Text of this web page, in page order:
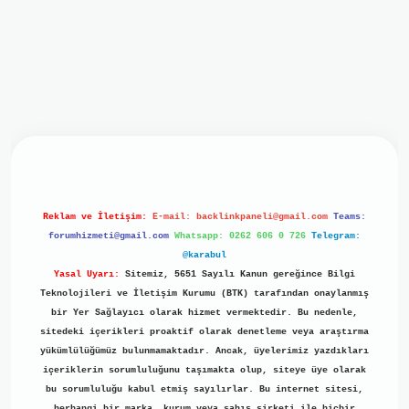
Reklam ve İletişim: E-mail: backlinkpaneli@gmail.com Teams:
forumhizmeti@gmail.com Whatsapp: 0262 606 0 726 Telegram:
@karabul
Yasal Uyarı:
Sitemiz, 5651 Sayılı Kanun gereğince Bilgi
Teknolojileri ve İletişim Kurumu (BTK) tarafından onaylanmış
bir Yer Sağlayıcı olarak hizmet vermektedir. Bu nedenle,
sitedeki içerikleri proaktif olarak denetleme veya araştırma
yükümlülüğümüz bulunmamaktadır. Ancak, üyelerimiz yazdıkları
içeriklerin sorumluluğunu taşımakta olup, siteye üye olarak
bu sorumluluğu kabul etmiş sayılırlar. Bu internet sitesi,